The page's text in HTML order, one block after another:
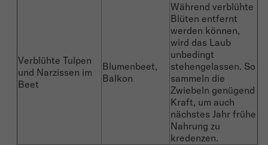
Verblühte Tulpen
und Narzissen im
Beet
Blumenbeet,
Balkon
Während verblühte
Blüten entfernt
werden können,
wird das Laub
unbedingt
stehengelassen. So
sammeln die
Zwiebeln genügend
Kraft, um auch
nächstes Jahr frühe
Nahrung zu
kredenzen.